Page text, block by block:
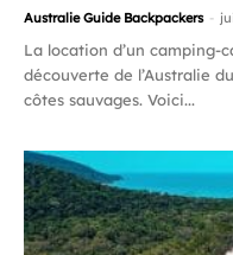
Australie Guide Backpackers -
La location d’un camping-
découverte de l’Australie
côtes sauvages. Voici...